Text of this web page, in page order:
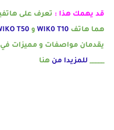
قد يهمك هذا : تعرف على
هما هاتف WIK0 T10 و T50
يقدمان مواصفات و مميزات
_____ للمزيدا من هنا